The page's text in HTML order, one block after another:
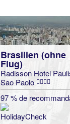
Brasilien (ohne
Flug)
Radisson Hotel
Sao Paolo
97 % de